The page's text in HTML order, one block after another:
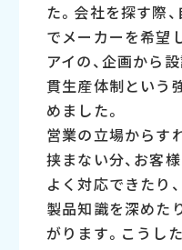
た。会社を探す際
でメーカーを希望
アイの、企画から
貫生産体制という
めました。
営業の立場からす
挟まない分、お客
よく対応できたり
製品知識を深めた
がります。こうし